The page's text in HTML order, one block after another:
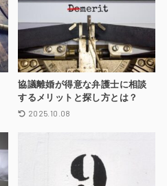
協議離婚が得意な弁護士に相談
するメリットと探し方とは？
2025.10.08